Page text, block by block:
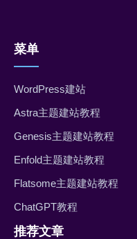
菜单
WordPress建站
Astra主题建站教程
Genesis主题建站教程
Enfold主题建站教程
Flatsome主题建站教程
ChatGPT教程
推荐文章